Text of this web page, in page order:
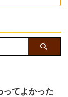
ってよかった